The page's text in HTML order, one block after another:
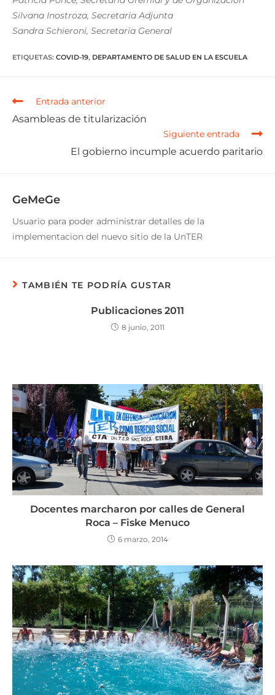
Silvana Inostroza, Secretaria Adjunta
Sandra Schieroni, Secretaria General
ETIQUETAS: COVID-19, DEPARTAMENTO DE SALUD EN LA ESCUELA
Entrada anterior
Asambleas de titularización
Siguiente entrada
El gobierno incumple acuerdo paritario
GeMeGe
Usuario para poder administrar detalles de la
implementacion del nuevo sitio de la UnTER
TAMBIÉN TE PODRÍA GUSTAR
Publicaciones 2011
8 junio, 2011
Docentes marcharon por calles de General
Roca – Fiske Menuco
6 marzo, 2014